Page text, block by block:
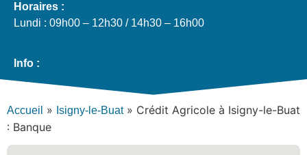
Horaires :
Lundi : 09h00 – 12h30 / 14h30 – 16h00
Info :
Accueil » Isigny-le-Buat» Crédit Agricole à Isigny-le-Buat
: Banque